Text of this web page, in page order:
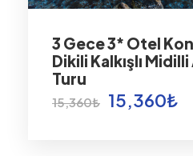
3 Gece 3* Otel
Dikili Kalkışlı Midilli
Turu
15,360₺ 15,360₺